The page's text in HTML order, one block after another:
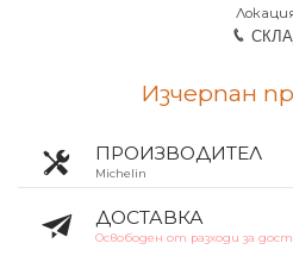
Изчерпан
ПРОИЗВОДИТЕЛ
Michelin
ДОСТАВКА
Освободен от разходи за